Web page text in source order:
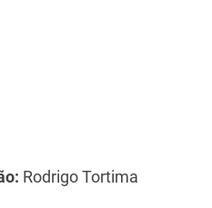
Rodrigo Tortima